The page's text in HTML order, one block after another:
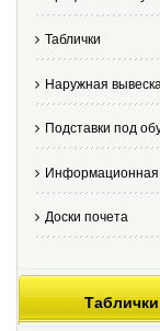
Таблички
Наружная
Подставки под
Информационная
Доски почета